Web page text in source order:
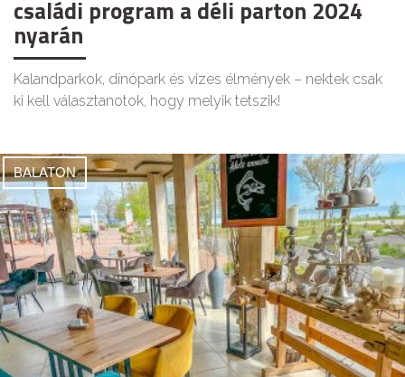
családi program a déli parton 2024
nyarán
Kalandparkok, dínópark és vizes élmények – nektek csak
ki kell választanotok, hogy melyik tetszik!
BALATON